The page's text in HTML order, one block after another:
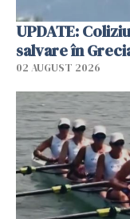
UPDATE:
salvare în
02 AUGUST 2026